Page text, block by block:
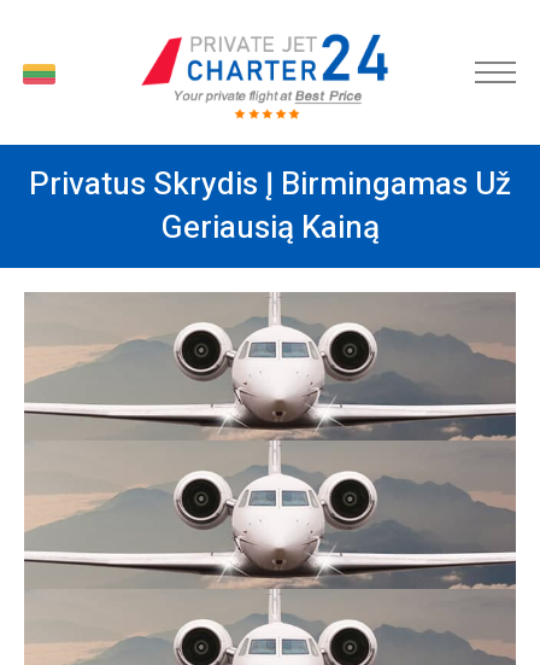
Privatus Skrydis Į Birmingamas Už
Geriausią Kainą